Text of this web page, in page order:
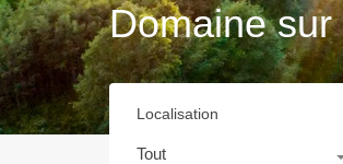
Domaine
Localisation
Tout